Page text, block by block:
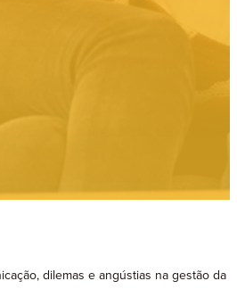
dilemas e angústias na gestão da